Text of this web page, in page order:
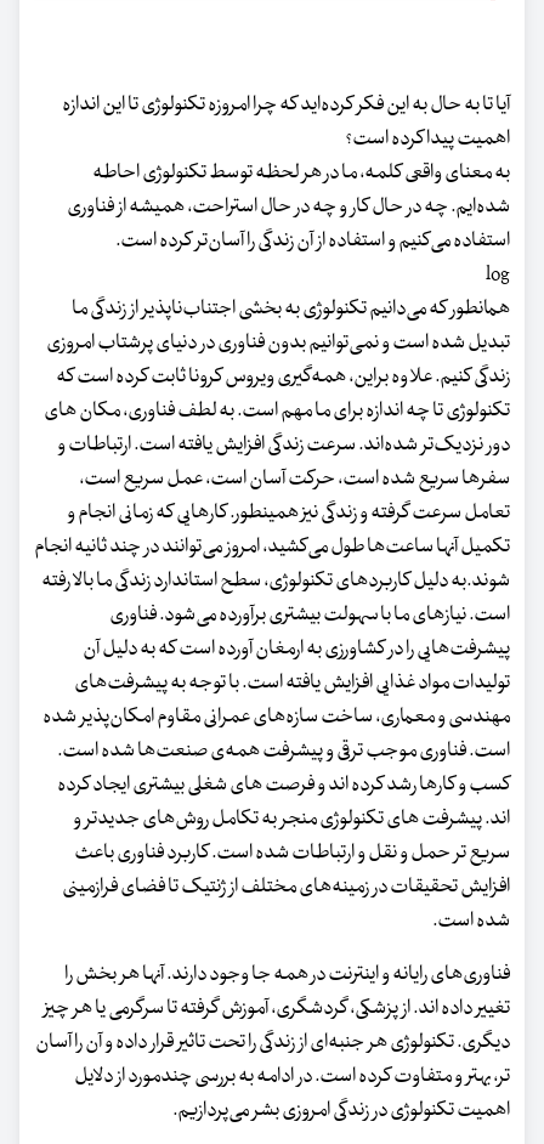
آیا تا به حال به این فکر کرده‌اید که چرا امروزه تکنولوژی تا این اندازه
اهمیت پیدا کرده است؟
به معنای واقعی کلمه، ما در هر لحظه توسط تکنولوژی احاطه
شده‌ایم. چه در حال کار و چه در حال استراحت، همیشه از فناوری
استفاده می‌کنیم و استفاده از آن زندگی را آسان‌تر کرده است.
log
همانطور که می‌دانیم تکنولوژی به بخشی اجتناب‌ناپذیر از زندگی ما
تبدیل شده است و نمی‌توانیم بدون فناوری در دنیای پرشتاب امروزی
زندگی کنیم. علاوه براین، همه‌گیری ویروس کرونا ثابت کرده است که
تکنولوژی تا چه اندازه برای ما مهم است. به لطف فناوری، مکان های
دور نزدیک‌تر شده‌اند. سرعت زندگی افزایش یافته است. ارتباطات و
سفرها سریع شده است، حرکت آسان است، عمل سریع است،
تعامل سرعت گرفته و زندگی نیز همینطور. کارهایی که زمانی انجام و
تکمیل آنها ساعت‌ها طول می‌کشید، امروز می‌توانند در چند ثانیه انجام
شوند.به دلیل کاربردهای تکنولوژی، سطح استاندارد زندگی ما بالا رفته
است. نیازهای ما با سهولت بیشتری برآورده می‌شود. فناوری
پیشرفت‌هایی را در کشاورزی به ارمغان آورده است که به دلیل آن
تولیدات مواد غذایی افزایش یافته است. با توجه به پیشرفت‌های
مهندسی و معماری، ساخت سازه‌های عمرانی مقاوم امکان‌پذیر شده
است. فناوری موجب ترقی و پیشرفت همه‌ی صنعت‌ها شده است.
کسب و کارها رشد کرده اند و فرصت های شغلی بیشتری ایجاد کرده
اند. پیشرفت های تکنولوژی منجر به تکامل روش‌های جدیدتر و
سریع تر حمل و نقل و ارتباطات شده است. کاربرد فناوری باعث
افزایش تحقیقات در زمینه‌های مختلف از ژنتیک تا فضای فرازمینی
شده است.
فناوری‌های رایانه و اینترنت در همه جا وجود دارند. آنها هر بخش را
تغییر داده اند. از پزشکی، گردشگری، آموزش گرفته تا سرگرمی یا هر چیز
دیگری. تکنولوژی هر جنبه‌ای از زندگی را تحت تاثیر قرار داده و آن را آسان
تر، بهتر و متفاوت کرده است. در ادامه به بررسی چندمورد از دلایل
اهمیت تکنولوژی در زندگی امروزی بشر می‌پردازیم.